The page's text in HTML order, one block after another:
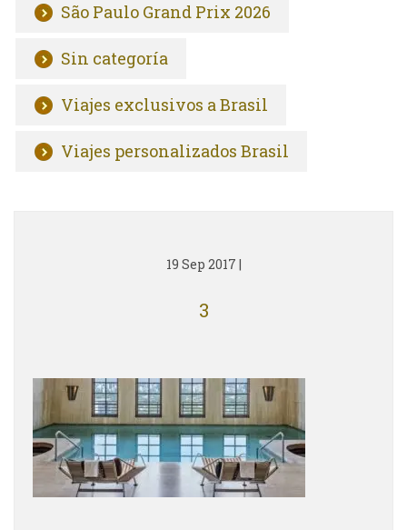
São Paulo Grand Prix 2026
Sin categoría
Viajes exclusivos a Brasil
Viajes personalizados Brasil
19 Sep 2017 |
3